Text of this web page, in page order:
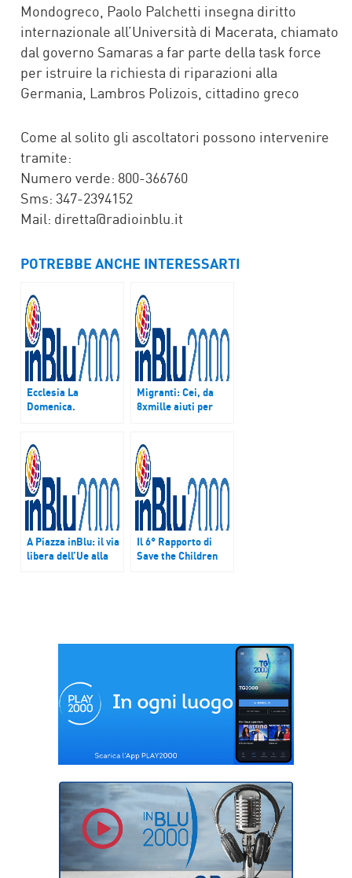
Mondogreco, Paolo Palchetti insegna diritto
internazionale all’Università di Macerata, chiamato
dal governo Samaras a far parte della task force
per istruire la richiesta di riparazioni alla
Germania, Lambros Polizois, cittadino greco
Come al solito gli ascoltatori possono intervenire
tramite:
Numero verde: 800-366760
Sms: 347-2394152
Mail: diretta@radioinblu.it
POTREBBE ANCHE INTERESSARTI
Ecclesia La
Domenica.
Jens-Martin Kruse
Migranti: Cei, da
8xmille aiuti per
A Piazza inBlu: il via
libera dell’Ue alla
Il 6° Rapporto di
Save the Children